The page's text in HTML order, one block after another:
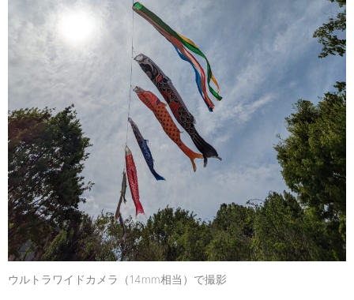
ウルトラワイドカメラ（14mm相当）で撮影